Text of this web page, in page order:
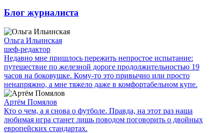
Блог журналиста
Ольга Ильинская
шеф-редактор
Недавно мне пришлось пережить непростое испытание:
путешествие по железной дороге продолжительностью 19
часов на боковушке. Кому-то это привычно или просто
ненапряжно, а мне тяжело даже в комфортабельном купе.
Артём Помялов
Кто о чем, а я снова о футболе. Правда, на этот раз наша
любимая игра станет лишь поводом поговорить о двойных
европейских стандартах.